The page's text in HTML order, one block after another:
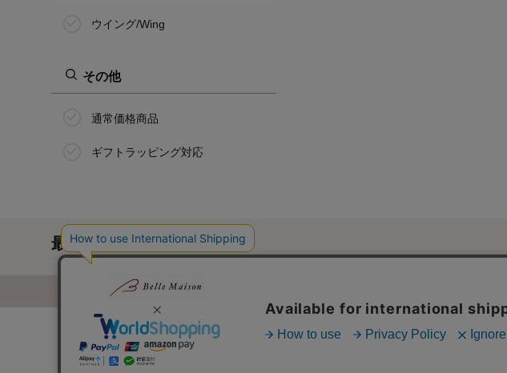
ウイング/Wing
その他
通常価格商品
ギフトラッピング対応
最近チェックした商品
通販カタログ・通信販売のベルメゾンネット